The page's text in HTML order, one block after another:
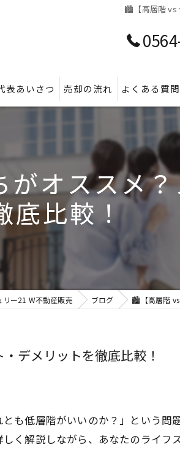
🏙️【高層階 vs
表あいさつ 売却の流れ よくある質問
オススメ
底比較！
ー21 W不動産販売 ブログ 🏙️【高層階 vs
デメリットを徹底比較！
も低層階がいいのか？」という問
く解説しながら、あなたのライフ